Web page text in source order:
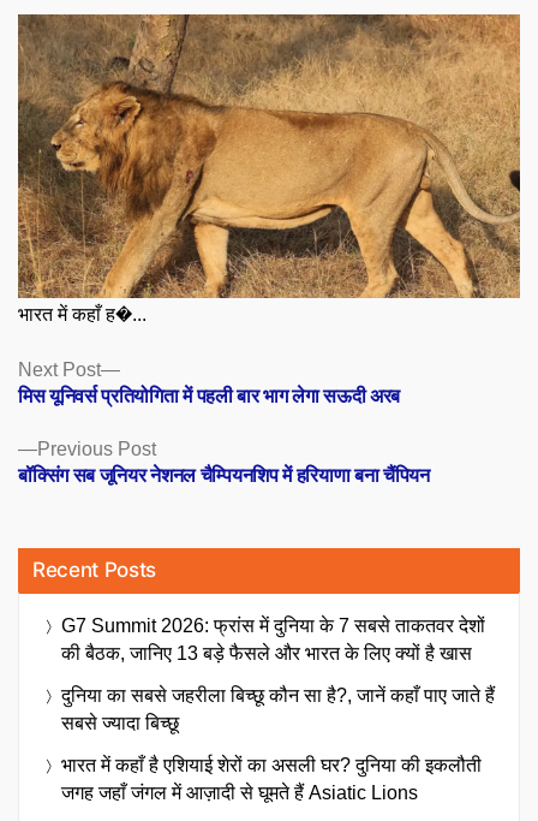
भारत में कहाँ ह�...
Posts
navigation
Previous PostPrevious
post:
बॉक्सिंग सब जूनियर नेशनल चैम्पियनशिप में हरियाणा बना चैंपियन
Next Post
Next
post:
मिस यूनिवर्स प्रतियोगिता में पहली बार भाग लेगा सऊदी अरब
Recent Posts
G7 Summit 2026: फ्रांस में दुनिया के 7 सबसे ताकतवर देशों
की बैठक, जानिए 13 बड़े फैसले और भारत के लिए क्यों है खास
दुनिया का सबसे जहरीला बिच्छू कौन सा है?, जानें कहाँ पाए जाते हैं
सबसे ज्यादा बिच्छू
भारत में कहाँ है एशियाई शेरों का असली घर? दुनिया की इकलौती
जगह जहाँ जंगल में आज़ादी से घूमते हैं Asiatic Lions